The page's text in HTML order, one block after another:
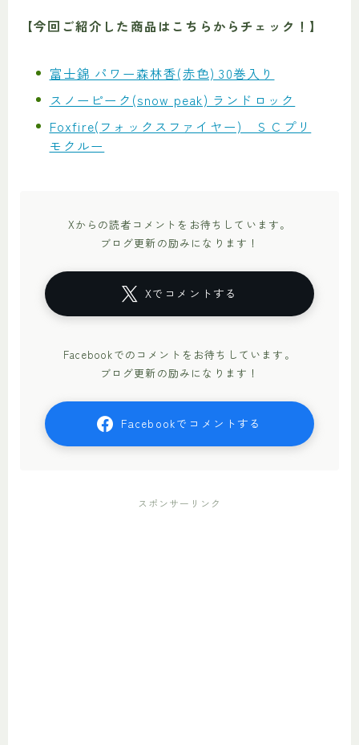
【今回ご紹介した商品はこちらからチェック！】
富士錦 パワー森林香(赤色) 30巻入り
スノーピーク(snow peak) ランドロック
Foxfire(フォックスファイヤー) ＳＣプリ
モクルー
Xからの読者コメントをお待ちしています。
ブログ更新の励みになります！
Xでコメントする
Facebookでのコメントをお待ちしています。
ブログ更新の励みになります！
Facebookでコメントする
スポンサーリンク